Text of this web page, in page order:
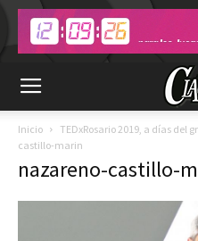
Inicio TEDxRosario 2019, a días del
castillo-marin
nazareno-castillo-